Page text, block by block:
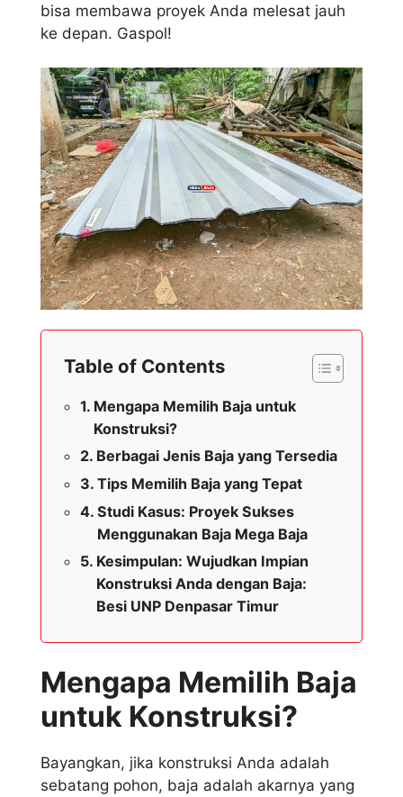
bisa membawa proyek Anda melesat jauh
ke depan. Gaspol!
Table of Contents
Mengapa Memilih Baja untuk
Konstruksi?
Berbagai Jenis Baja yang Tersedia
Tips Memilih Baja yang Tepat
Studi Kasus: Proyek Sukses
Menggunakan Baja Mega Baja
Kesimpulan: Wujudkan Impian
Konstruksi Anda dengan Baja:
Besi UNP Denpasar Timur
Mengapa Memilih Baja
untuk Konstruksi?
Bayangkan, jika konstruksi Anda adalah
sebatang pohon, baja adalah akarnya yang